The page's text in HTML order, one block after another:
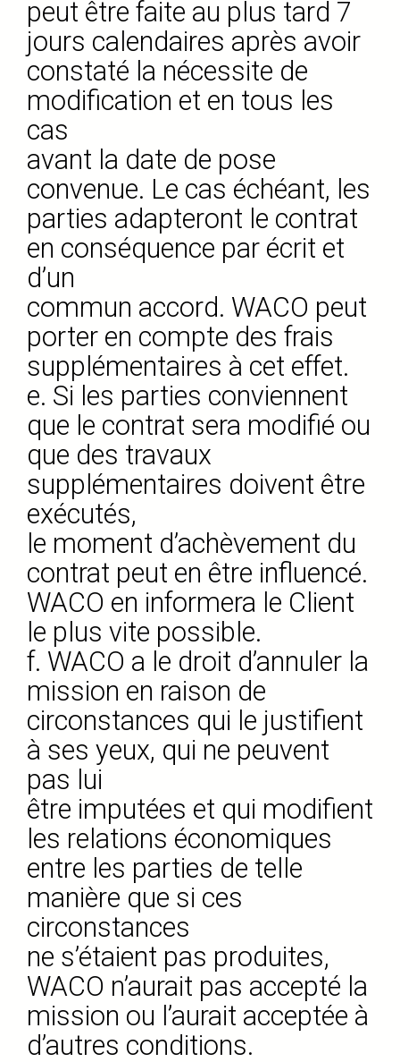
peut être faite au plus tard 7
jours calendaires après avoir
constaté la nécessite de
modification et en tous les
cas
avant la date de pose
convenue. Le cas échéant, les
parties adapteront le contrat
en conséquence par écrit et
d’un
commun accord. WACO peut
porter en compte des frais
supplémentaires à cet effet.
e. Si les parties conviennent
que le contrat sera modifié ou
que des travaux
supplémentaires doivent être
exécutés,
le moment d’achèvement du
contrat peut en être influencé.
WACO en informera le Client
le plus vite possible.
f. WACO a le droit d’annuler la
mission en raison de
circonstances qui le justifient
à ses yeux, qui ne peuvent
pas lui
être imputées et qui modifient
les relations économiques
entre les parties de telle
manière que si ces
circonstances
ne s’étaient pas produites,
WACO n’aurait pas accepté la
mission ou l’aurait acceptée à
d’autres conditions.